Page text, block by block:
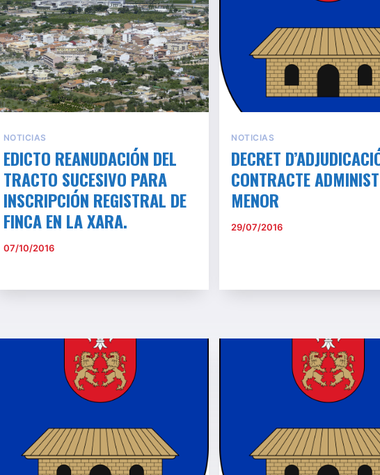
NOTICIAS
EDICTO REANUDACIÓN DEL
TRACTO SUCESIVO PARA
INSCRIPCIÓN REGISTRAL DE
FINCA EN LA XARA.
07/10/2016
NOTICIAS
DECRET
CONTRACTE
MENOR
29/07/2016